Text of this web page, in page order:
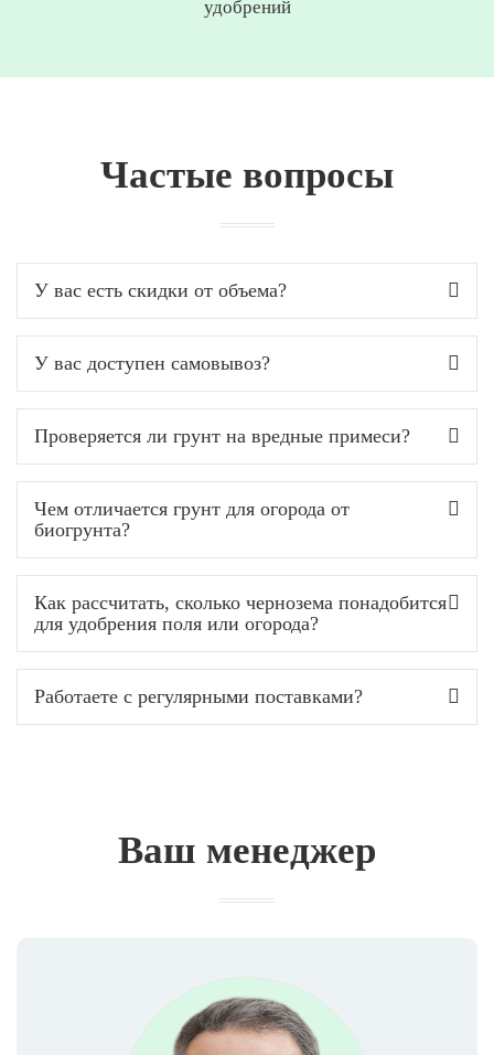
удобрений
Частые вопросы
У вас есть скидки от объема?
У вас доступен самовывоз?
Проверяется ли грунт на вредные примеси?
Чем отличается грунт для огорода от
биогрунта?
Как рассчитать, сколько чернозема понадобится
для удобрения поля или огорода?
Работаете с регулярными поставками?
Ваш менеджер